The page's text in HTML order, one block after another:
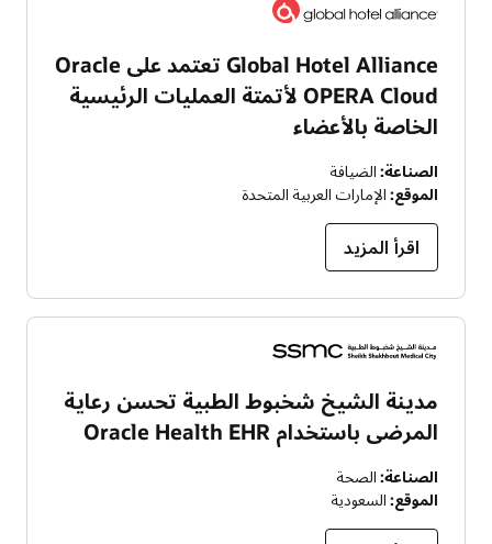
Global Hotel Alliance تعتمد على Oracle
OPERA Cloud لأتمتة العمليات الرئيسية
الخاصة بالأعضاء
الصناعة: الضيافة
الموقع: الإمارات العربية المتحدة
اقرأ المزيد
مدينة الشيخ شخبوط الطبية تحسن رعاية
المرضى باستخدام Oracle Health EHR
الصناعة: الصحة
الموقع: السعودية